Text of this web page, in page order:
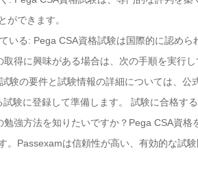
ができます。
いる: Pega CSA資格試験は国際的に認め
取得に興味がある場合は、次の手順を実行
験の要件と試験情報の詳細については、公
験に登録して準備します。 試験に合格す
勉強方法を知りたいですか？Pega CSA資
。Passexamは信頼性が高い、有効的な試